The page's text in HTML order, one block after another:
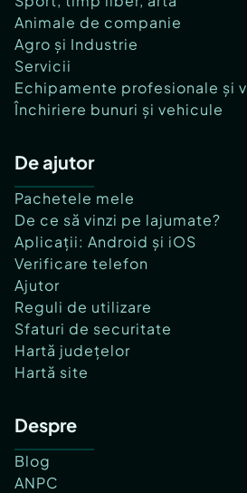
Animale de companie
Agro și Industrie
Servicii
Echipamente profesionale și
Închiriere bunuri și vehicule
De ajutor
Pachetele mele
De ce să vinzi pe lajumate?
Aplicații: Android și iOS
Verificare telefon
Ajutor
Reguli de utilizare
Sfaturi de securitate
Hartă județelor
Hartă site
Despre
Blog
ANPC